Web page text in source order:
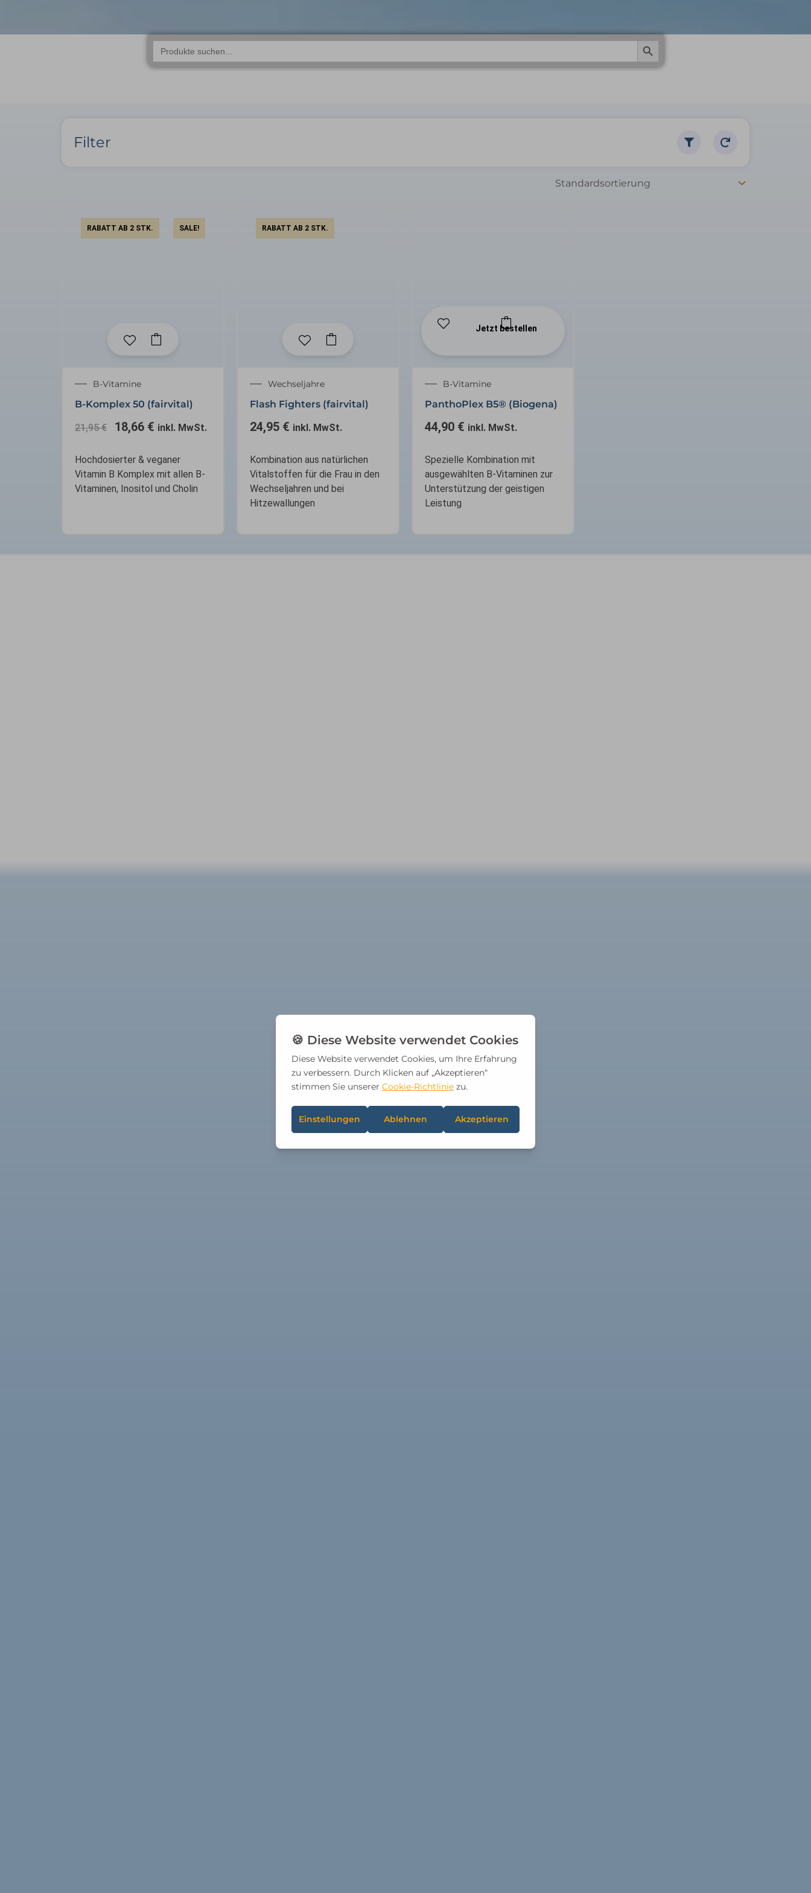
Search
for:
Search Button
Filter
RABATT AB 2 STK. SALE!
B-Vitamine
B-Komplex 50 (fairvital)
21,95€
Ursprünglicher
Preis
war:
21,95 €
18,66 €
Preis
ist:
18,66 €.
inkl. MwSt.
Hochdosierter & veganer
Vitamin B Komplex mit allen B-
Vitaminen, Inositol und Cholin
RABATT AB 2 STK.
Wechseljahre
Flash Fighters (fairvital)
24,95 € inkl. MwSt.
Kombination aus natürlichen
Vitalstoffen für die Frau in den
Wechseljahren und bei
Hitzewallungen
Jetzt bestellen
B-Vitamine
PanthoPlex B5® (Biogena)
44,90 € inkl. MwSt.
Spezielle Kombination mit
ausgewählten B-Vitaminen zur
Unterstützung der geistigen
Leistung